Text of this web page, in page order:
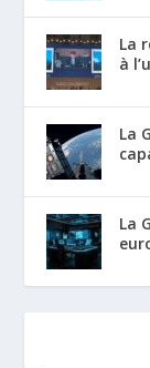
La
à
La
La